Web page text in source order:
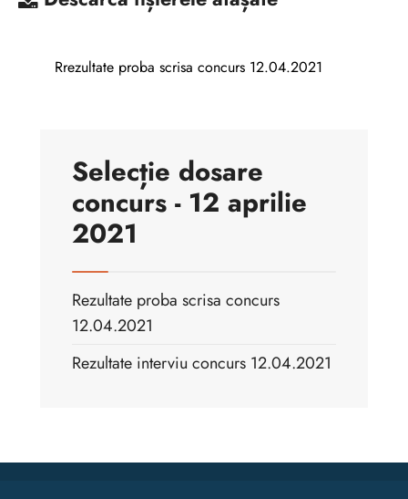
Rrezultate proba scrisa concurs 12.04.2021
Selecție dosare
concurs - 12 aprilie
2021
Rezultate proba scrisa concurs
12.04.2021
Rezultate interviu concurs 12.04.2021